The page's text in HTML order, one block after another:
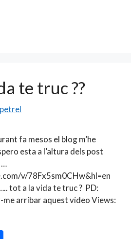
te truc ??
fa mesos el blog m’he
esta a l’altura dels post
…
v/78Fx5sm0CHw&hl=en
tot a la vida te truc ? PD:
arribar aquest vídeo Views: